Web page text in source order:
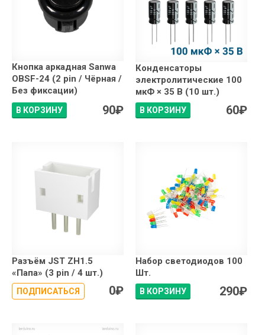
Кнопка аркадная Sanwa
OBSF-24 (2 pin / Чёрная /
Без фиксации)
В КОРЗИНУ 90₽
Конденсаторы
электролитические 100
мкФ × 35 В (10 шт.)
В КОРЗИНУ 60₽
Разъём JST ZH1.5
«Папа» (3 pin / 4 шт.)
ПОДПИСАТЬСЯ 0₽
Набор светодиодов 100
Шт.
В КОРЗИНУ 290₽